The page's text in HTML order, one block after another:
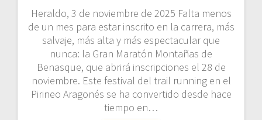
Heraldo, 3 de noviembre de 2025 Falta menos
de un mes para estar inscrito en la carrera, más
salvaje, más alta y más espectacular que
nunca: la Gran Maratón Montañas de
Benasque, que abrirá inscripciones el 28 de
noviembre. Este festival del trail running en el
Pirineo Aragonés se ha convertido desde hace
tiempo en…